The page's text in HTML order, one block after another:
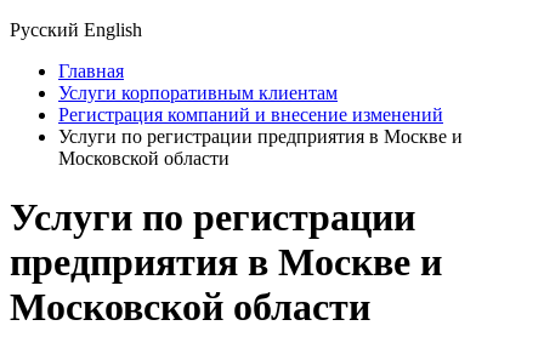
Русский English
Главная
Услуги корпоративным клиентам
Регистрация компаний и внесение изменений
Услуги по регистрации предприятия в Москве и
Московской области
Услуги по регистрации
предприятия в Москве и
Московской области